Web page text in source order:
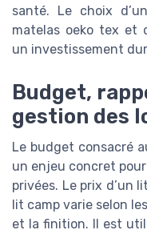
santé. Le choix
matelas oeko tex et
un investissement
Budget,
gestion des
Le budget consacré
un enjeu concret
privées. Le prix d’un
lit camp varie selon
et la finition. Il est